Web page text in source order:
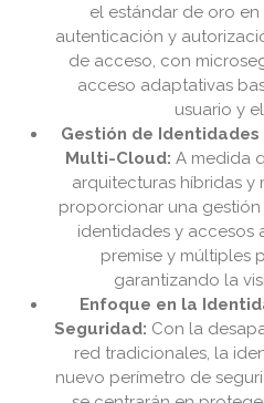
el estándar de oro en
autenticación y
de acceso, con
acceso adaptativas
usuario y
Gestión de
Multi-Cloud: A medida
arquitecturas híbridas y
proporcionar una
identidades y accesos
premise y múltiples
garantizando la
Enfoque en la
Seguridad: Con la
red tradicionales, la
nuevo perímetro de